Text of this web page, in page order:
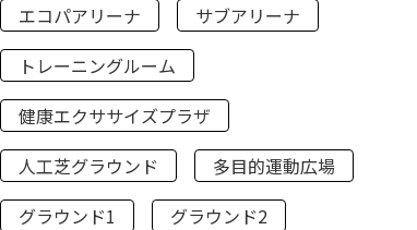
エコパアリーナ
サブアリーナ
トレーニングルーム
健康エクササイズプラザ
人工芝グラウンド
多目的運動広場
グラウンド1
グラウンド2